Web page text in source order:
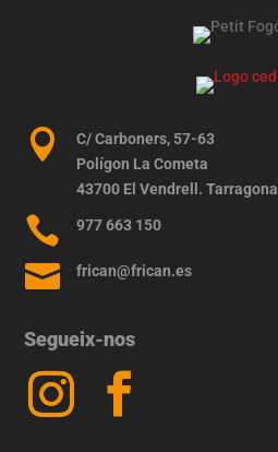

C/ Carboners, 57-63
Polígon La Cometa
43700 El Vendrell. Tarragona
 977 663 150
 frican@frican.es
Segueix-nos